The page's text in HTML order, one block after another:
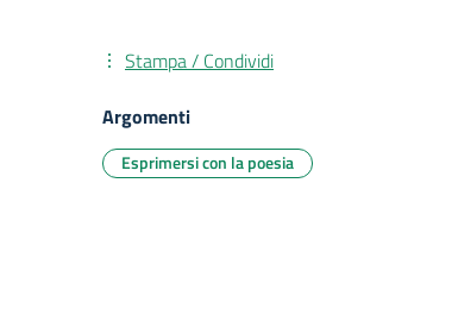
Stampa / Condividi
Argomenti
Esprimersi con la poesia